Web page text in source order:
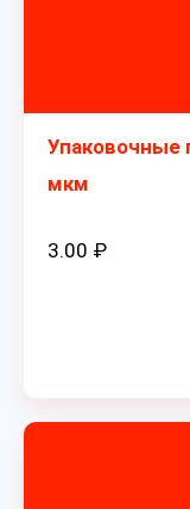
Упаковочные
мкм
3.00 ₽